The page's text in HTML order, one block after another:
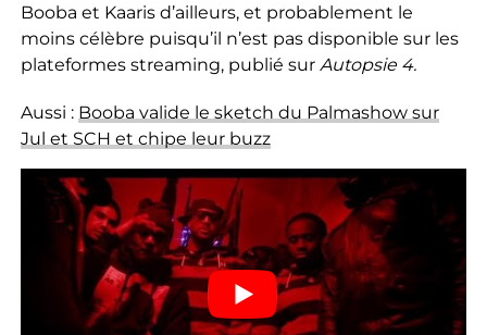
Booba et Kaaris d’ailleurs, et probablement le
moinscélèbre puisqu’il n’est pas disponible sur les
plateformes streaming, publié sur Autopsie 4.
Aussi : Booba valide le sketch du Palmashow sur
Jul et SCH et chipe leur buzz